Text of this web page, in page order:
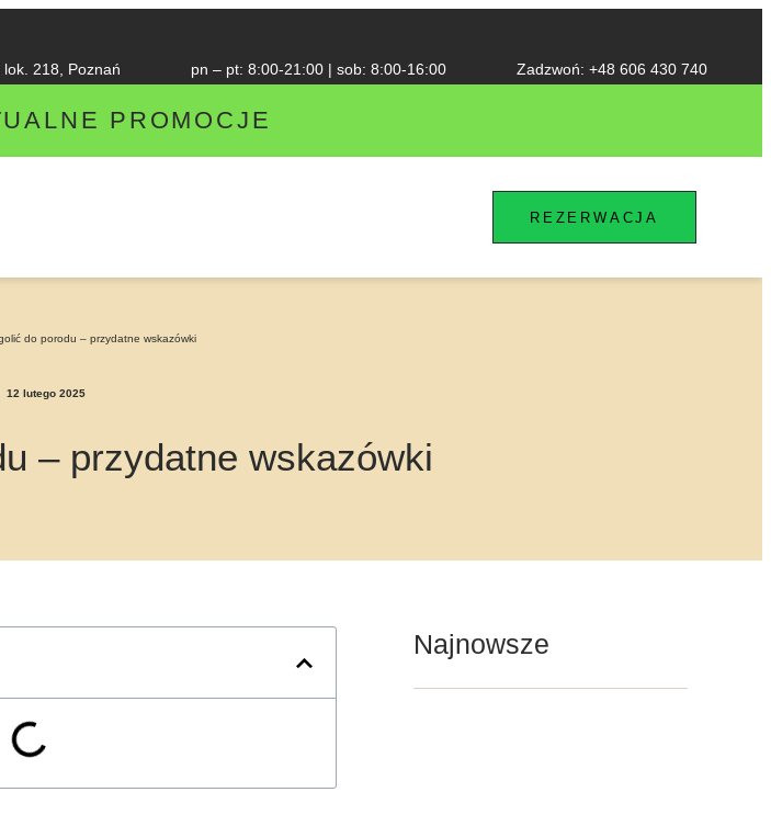
218, Poznań​ pn – pt: 8:00-21:00 | sob: 8:00-16:00​ Zadzwoń: +48 606 430 740
PROMOCJE
REZERWACJA
do porodu – przydatne wskazówki
12 lutego 2025
– przydatne wskazówki
Najnowsze